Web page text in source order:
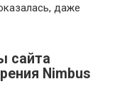
даже
сайта
Nimbus